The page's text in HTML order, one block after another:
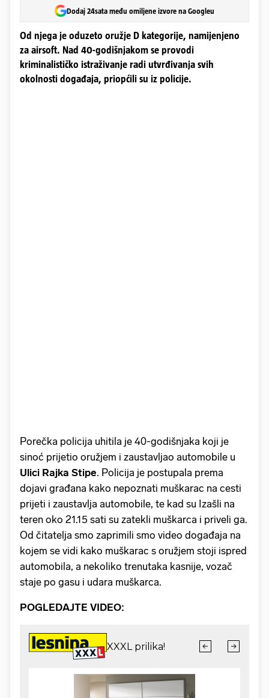
Dodaj 24sata među omiljene izvore na Googleu
Od njega je oduzeto oružje D kategorije, namijenjeno
za airsoft. Nad 40-godišnjakom se provodi
kriminalističko istraživanje radi utvrđivanja svih
okolnosti događaja, priopćili su iz policije.
Porečka policija uhitila je 40-godišnjaka koji je
sinoć prijetio oružjem i zaustavljao automobile u
Ulici Rajka Stipe. Policija je postupala prema
dojavi građana kako nepoznati muškarac na cesti
prijeti i zaustavlja automobile, te kad su Izašli na
teren oko 21.15 sati su zatekli muškarca i priveli ga.
Od čitatelja smo zaprimili smo video događaja na
kojem se vidi kako muškarac s oružjem stoji ispred
automobila, a nekoliko trenutaka kasnije, vozač
staje po gasu i udara muškarca.
POGLEDAJTE VIDEO: